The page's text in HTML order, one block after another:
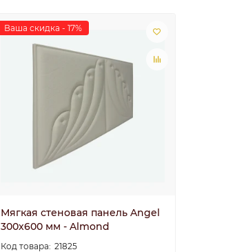
Ваша скидка - 17%
Мягкая стеновая панель Angel
300х600 мм - Almond
21825